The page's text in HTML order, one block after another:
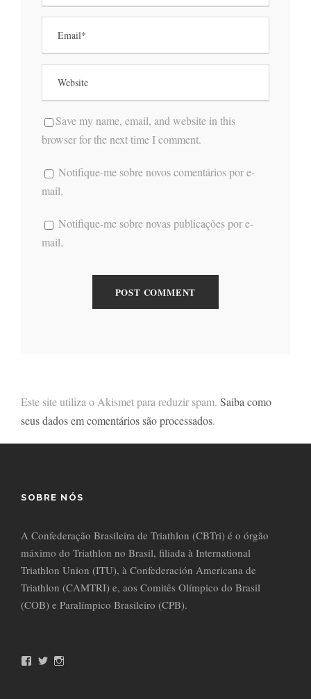
Save my name, email, and website in this
browser for the next time I comment.
Notifique-me sobre novos comentários por e-
mail.
Notifique-me sobre novas publicações por e-
mail.
Este site utiliza o Akismet para reduzir spam. Saiba como
seus dados em comentários são processados.
SOBRE NÓS
A Confederação Brasileira de Triathlon (CBTri) é o órgão
máximo do Triathlon no Brasil, filiada à International
Triathlon Union (ITU), à Confederación Americana de
Triathlon (CAMTRI) e, aos Comitês Olímpico do Brasil
(COB) e Paralímpico Brasileiro (CPB).
T